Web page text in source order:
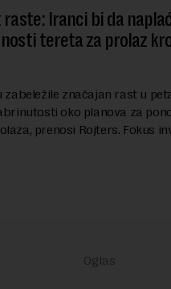
Iranci bi da
tereta za prolaz
zabeležile značajan rast u
oko planova za
prenosi Rojters. Fokus